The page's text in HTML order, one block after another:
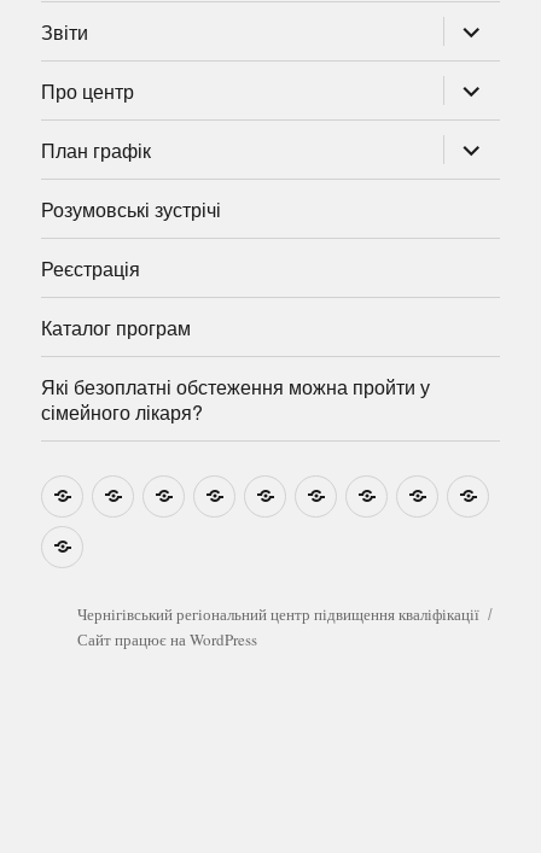
Звіти
підменю
Про центр
підменю
План графік
підменю
Розумовські зустрічі
Реєстрація
Каталог програм
Які безоплатні обстеження можна пройти у
сімейного лікаря?
НовиниНавчально-
методичні
Ми
на
Звіти Про
центр
План
графік
Розумовські
зустрічі
Реєстрація
Які
безоплатні
можна
пройти
у
Чернігівський регіональний центр підвищення кваліфікації
Сайт працює на WordPress